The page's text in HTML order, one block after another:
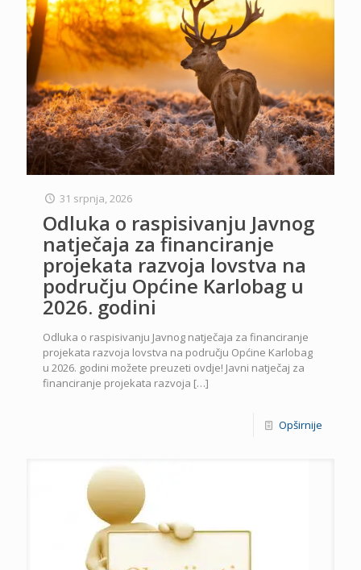
31 srpnja, 2026
Odluka o raspisivanju Javnog
natječaja za financiranje
projekata razvoja lovstva na
području Općine Karlobag u
2026. godini
Odluka o raspisivanju Javnog natječaja za financiranje
projekata razvoja lovstva na području Općine Karlobag
u 2026. godini možete preuzeti ovdje! Javni natječaj za
financiranje projekata razvoja […]
Opširnije